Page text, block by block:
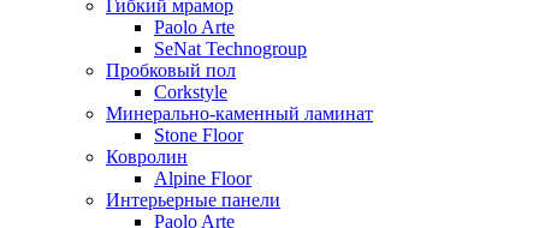
Гибкий мрамор
Paolo Arte
SeNat Technogroup
Пробковый пол
Corkstyle
Минерально-каменный ламинат
Stone Floor
Ковролин
Alpine Floor
Интерьерные панели
Paolo Arte